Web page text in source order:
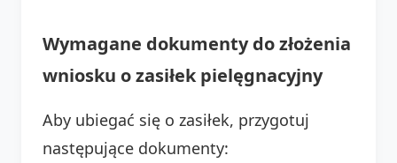
Wymagane dokumenty do złożenia
wniosku o zasiłek pielęgnacyjny
Aby ubiegać się o zasiłek, przygotuj
następujące dokumenty: